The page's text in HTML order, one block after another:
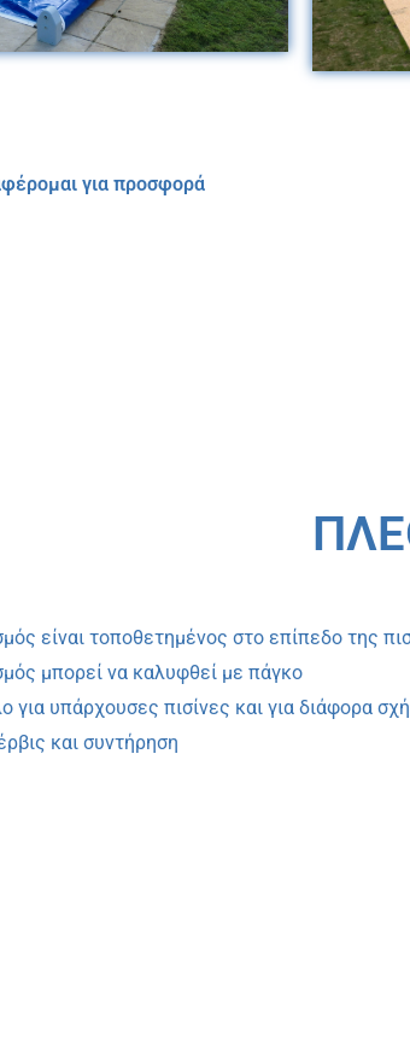
για προσφορά
είναι τοποθετημένος στο επίπεδο της
μπορεί να καλυφθεί με πάγκο
για υπάρχουσες πισίνες και για διάφορα
και συντήρηση